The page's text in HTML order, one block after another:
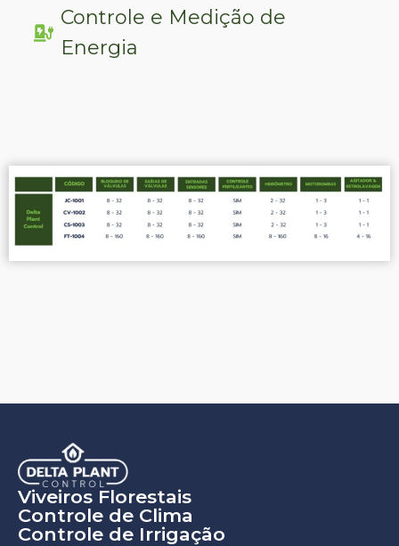
Controle e Medição de
Energia
Viveiros Florestais
Controle de Clima
Controle de Irrigação